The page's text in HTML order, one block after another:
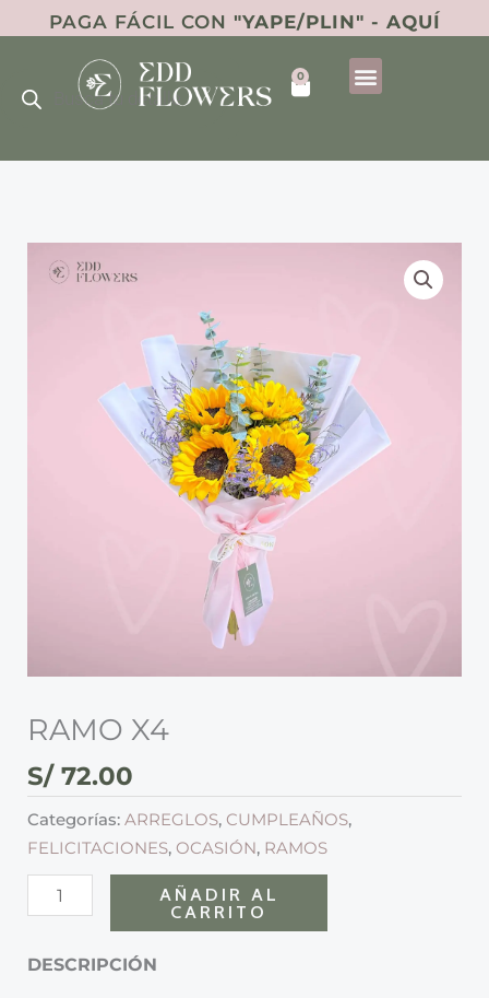
al
contenido
PAGA FÁCIL CON "YAPE/PLIN" - AQUÍ
0
Cart
RAMO X4
S/72.00
Categorías:ARREGLOS, CUMPLEAÑOS,
FELICITACIONES, OCASIÓN, RAMOS
RAMO
AÑADIR AL
CARRITO
DESCRIPCIÓN